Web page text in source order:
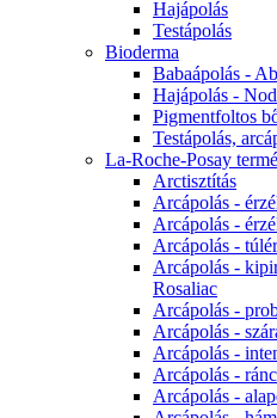
Hajápolás
Testápolás
Bioderma
Babaápolás -
Hajápolás -
Pigmentfoltos
Testápolás,
La-Roche-Posay
Arctisztítás
Arcápolás -
Arcápolás -
Arcápolás -
Arcápolás -
Rosaliac
Arcápolás -
Arcápolás -
Arcápolás -
Arcápolás -
Arcápolás -